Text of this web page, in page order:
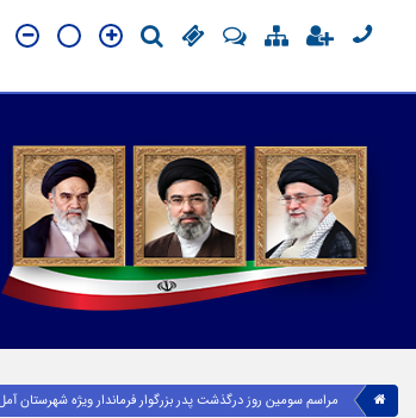
مراسم سومین روز درگذشت پدر بزرگوار فرماندار ویژه شهرستان